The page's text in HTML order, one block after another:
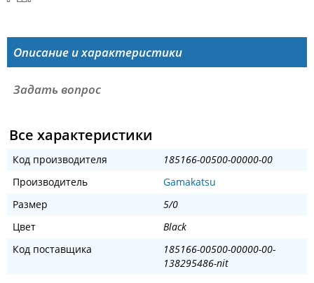
Описание и характеристики
Задать вопрос
Все характеристики
Код производителя
185166-00500-00000-00
Производитель
Gamakatsu
Размер
5/0
Цвет
Black
Код поставщика
185166-00500-00000-00-
138295486-nit